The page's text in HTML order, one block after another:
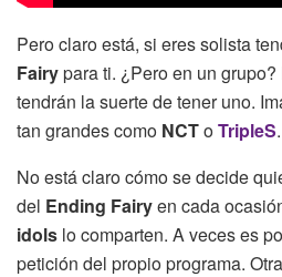
Pero claro está, si eres solista
Fairypara ti. ¿Pero en un
tendrán la suerte de tener uno.
tan grandes como NCToTripleS
No está claro cómo se decide
del Ending Fairyen cada
idols lo comparten. A veces es
petición del propio programa.